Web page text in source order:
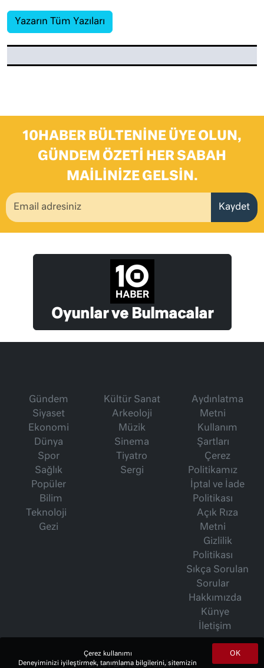
Yazarın Tüm Yazıları
10HABER BÜLTENINE ÜYE OLUN,
GÜNDEM ÖZETI HER SABAH
MAILINIZE GELSIN.
Kaydet
Oyunlar ve Bulmacalar
Gündem
Siyaset
Ekonomi
Dünya
Spor
Sağlık
Popüler
Bilim
Teknoloji
Gezi
Kültür Sanat
Arkeoloji
Müzik
Sinema
Tiyatro
Sergi
Aydınlatma
Metni
Kullanım
Şartları
Çerez
Politikamız
İptal ve İade
Politikası
Açık Rıza
Metni
Gizlilik
Politikası
Sıkça Sorulan
Sorular
Hakkımızda
Künye
İletişim
İsmet Berkan Yazıları
OK
Çerez kullanımı
Deneyiminizi iyileştirmek, tanımlama bilgilerini, sitemizin